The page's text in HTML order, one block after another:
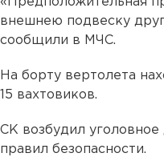
внешнею подвеску
сообщили в МЧС.
На борту вертолета
15 вахтовиков.
СК возбудил
правил безопасности.